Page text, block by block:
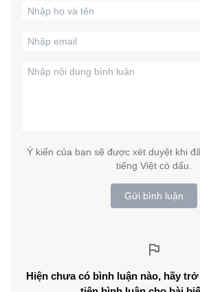
Ý kiến của bạn sẽ được xét duyệt khi
tiếng Việt có dấu.
Gửi bình luận
Hiện chưa có bình luận nào, hãy